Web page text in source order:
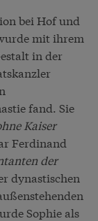
bei Hof und
mit ihrem
in der
fand. Sie
Kaiser
Ferdinand
der
dynastischen
Sophie als